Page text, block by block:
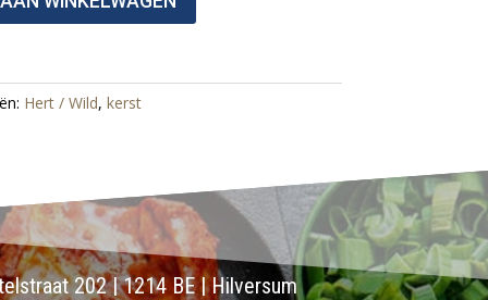
Hert / Wild, kerst
202 | 1214 BE | Hilversum